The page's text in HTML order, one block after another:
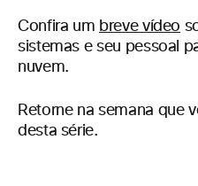
Confira um breve vídeo
sistemas e seu pessoal
nuvem.
Retorne na semana que
desta série.